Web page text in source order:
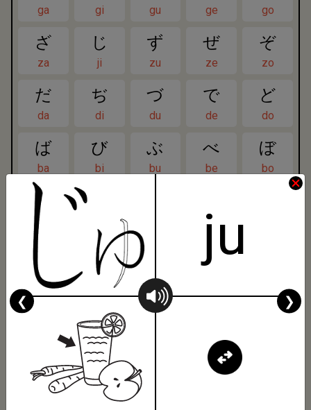
ga gi gu ge go
ざ
za
じ
ji
ず
zu
ぜ
ze
ぞ
zo
だ
da
ぢ
di
づ
du
で
de
ど
do
ば
ba
び
bi
ぶ
bu
べ
be
ぼ
bo
ぱ
pa pe
きゅ きょ
しゅ
cha
ちょ
ju
❮ ❯